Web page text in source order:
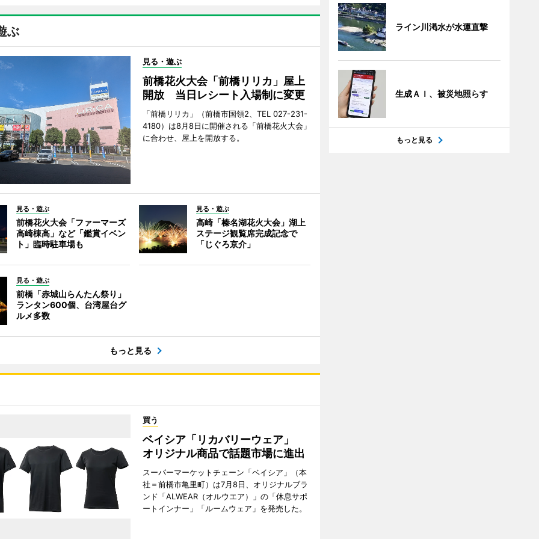
ぶ
見る・遊ぶ
前橋花火大会「前橋リリカ」屋上
開放 当日レシート入場制に変更
「前橋リリカ」（前橋市国領2、TEL 027-231-
4180）は8月8日に開催される「前橋花火大会」
に合わせ、屋上を開放する。
見る・遊ぶ
前橋花火大会「ファーマーズ
高崎棟高」など「鑑賞イベン
ト」臨時駐車場も
見る・遊ぶ
高崎「榛名湖花火大会」湖上
ステージ観覧席完成記念で
「じぐろ京介」
見る・遊ぶ
前橋「赤城山らんたん祭り」
ランタン600個、台湾屋台グ
ルメ多数
もっと見る
買う
ベイシア「リカバリーウェア」
オリジナル商品で話題市場に進出
スーパーマーケットチェーン「ベイシア」（本
社＝前橋市亀里町）は7月8日、オリジナルブラ
ンド「ALWEAR（オルウエア）」の「休息サポ
ートインナー」「ルームウェア」を発売した。
ライン川渇水が水運直撃
生成ＡＩ、被災地照らす
もっと見る